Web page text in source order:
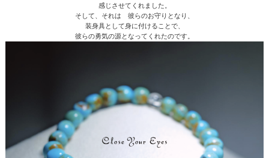
感じさせてくれました。
そして、それは 彼らのお守りとなり、
装身具として身に付けることで、
彼らの勇気の源となってくれたのです。